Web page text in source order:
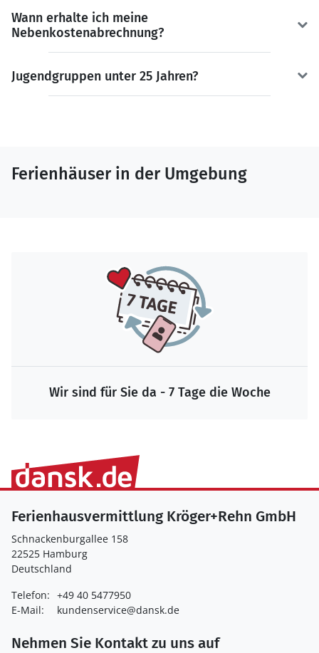
Wann erhalte ich meine
Nebenkostenabrechnung?
Jugendgruppen unter 25 Jahren?
Ferienhäuser in der Umgebung
Wir sind für Sie da - 7 Tage die Woche
Ferienhausvermittlung Kröger+Rehn GmbH
Schnackenburgallee 158
22525 Hamburg
Deutschland
Telefon: +49 40 5477950
E-Mail:
kundenservice@dansk.de
Nehmen Sie Kontakt zu uns auf